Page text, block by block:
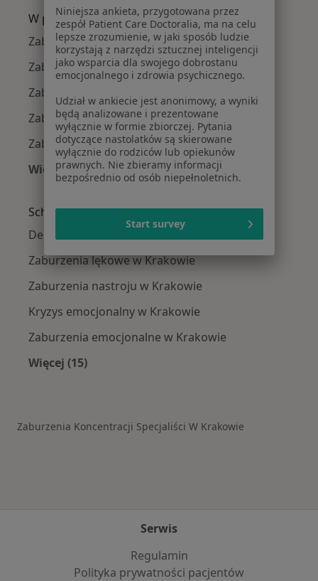
W pobliżu Krakowa
Zaburzenia koncentracji w Wieliczce
Zaburzenia koncentracji w Niepołomicach
Zaburzenia koncentracji w Bochni
Zaburzenia koncentracji w Myślenicach
Zaburzenia koncentracji w Brzesku
Więcej (12)
Więcej w kategorii: W pobliżu Krakowa
Schorzenia w Krakowie
Depresja w Krakowie
Zaburzenia lękowe w Krakowie
Zaburzenia nastroju w Krakowie
Kryzys emocjonalny w Krakowie
Zaburzenia emocjonalne w Krakowie
Więcej (15)
Zaburzenia Koncentracji Specjaliści W Krakowie
Serwis
Regulamin
Polityka prywatności pacjentów
Niniejsza ankieta, przygotowana przez
zespół Patient Care Doctoralia, ma na celu
lepsze zrozumienie, w jaki sposób ludzie
korzystają z narzędzi sztucznej inteligencji
jako wsparcia dla swojego dobrostanu
emocjonalnego i zdrowia psychicznego.
Udział w ankiecie jest anonimowy, a wyniki
będą analizowane i prezentowane
wyłącznie w formie zbiorczej. Pytania
dotyczące nastolatków są skierowane
wyłącznie do rodziców lub opiekunów
prawnych. Nie zbieramy informacji
bezpośrednio od osób niepełnoletnich.
Start survey